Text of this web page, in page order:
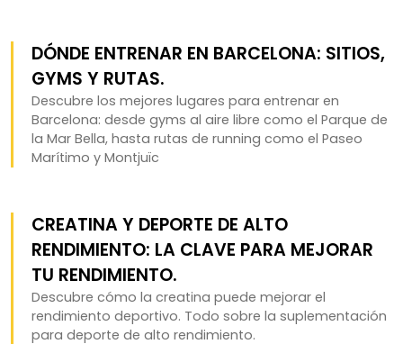
DÓNDE ENTRENAR EN BARCELONA: SITIOS,
GYMS Y RUTAS.
Descubre los mejores lugares para entrenar en
Barcelona: desde gyms al aire libre como el Parque de
la Mar Bella, hasta rutas de running como el Paseo
Marítimo y Montjuïc
CREATINA Y DEPORTE DE ALTO
RENDIMIENTO: LA CLAVE PARA MEJORAR
TU RENDIMIENTO.
Descubre cómo la creatina puede mejorar el
rendimiento deportivo. Todo sobre la suplementación
para deporte de alto rendimiento.